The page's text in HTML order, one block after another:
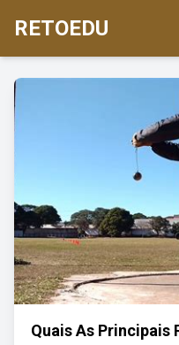
RETOEDU
Quais As Principais